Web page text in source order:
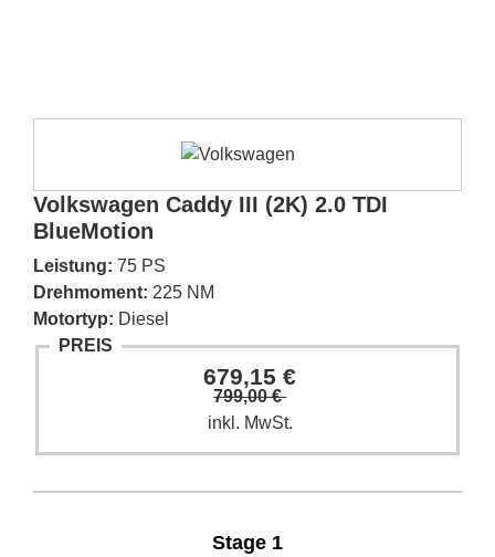
Volkswagen Caddy III (2K) 2.0 TDI
BlueMotion
Leistung: 75 PS
Drehmoment: 225 NM
Motortyp: Diesel
PREIS
679,15 €
799,00 €
inkl. MwSt.
Stage 1